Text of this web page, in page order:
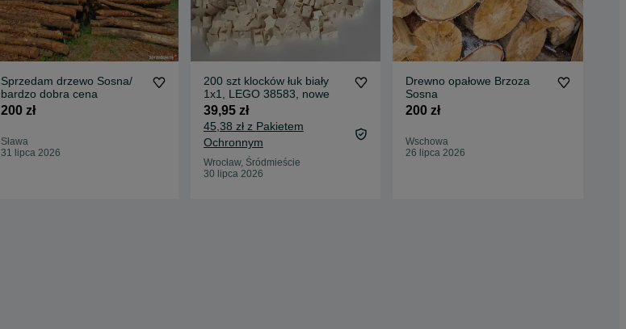
Sprzedam drzewo Sosna/
bardzo dobra cena
200 zł
Sława
31 lipca 2026
200 szt klocków łuk biały
1x1, LEGO 38583, nowe
39,95 zł
45,38 zł z Pakietem
Ochronnym
Wrocław, Śródmieście
30 lipca 2026
Drewno opałowe Brzoza
Sosna
200 zł
Wschowa
26 lipca 2026